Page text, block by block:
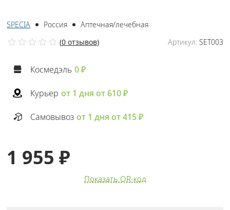
SPECIA Россия
Аптечная/лечебная
Артикул:SET003
(0 отзывов)
Космедэль 0 ₽
Курьер от 1 дня от 610 ₽
Самовывоз от 1 дня от 415 ₽
1 955 ₽
Показать QR-код